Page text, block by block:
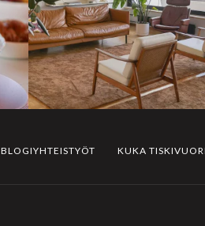
BLOGIYHTEISTYÖT KUKA